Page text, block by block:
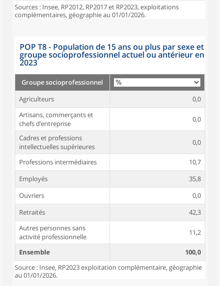
Sources : Insee, RP2012, RP2017 et RP2023, exploitations
complémentaires, géographie au 01/01/2026.
POP T8 - Population de 15 ans ou plus par sexe et
groupe socioprofessionnel actuel ou antérieur en
2023
Groupe socioprofessionnel
Agriculteurs
0,0
Artisans, commerçants et
chefs d’entreprise
0,0
Cadres et professions
intellectuelles supérieures
0,0
Professions intermédiaires
10,7
Employés
35,8
Ouvriers
0,0
Retraités
42,3
Autres personnes sans
activité professionnelle
11,2
Ensemble
100,0
Source : Insee, RP2023 exploitation complémentaire, géographie
au 01/01/2026.